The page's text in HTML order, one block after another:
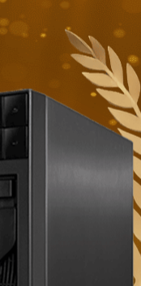
Gücüyle